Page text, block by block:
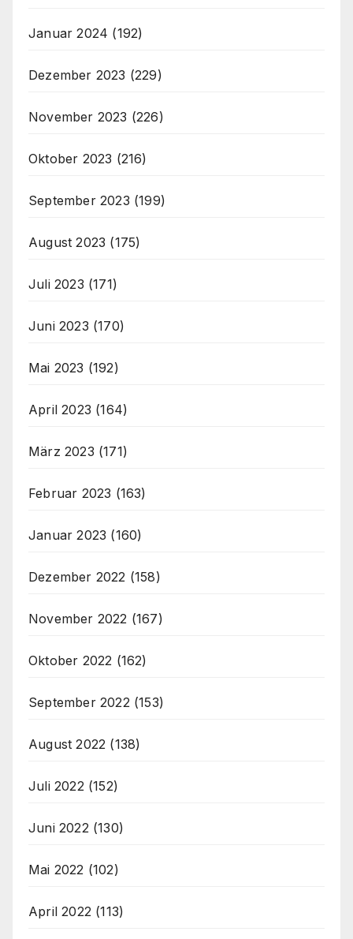
Januar 2024 (192)
Dezember 2023 (229)
November 2023 (226)
Oktober 2023 (216)
September 2023 (199)
August 2023 (175)
Juli 2023 (171)
Juni 2023 (170)
Mai 2023 (192)
April 2023 (164)
März 2023 (171)
Februar 2023 (163)
Januar 2023 (160)
Dezember 2022 (158)
November 2022 (167)
Oktober 2022 (162)
September 2022 (153)
August 2022 (138)
Juli 2022 (152)
Juni 2022 (130)
Mai 2022 (102)
April 2022 (113)